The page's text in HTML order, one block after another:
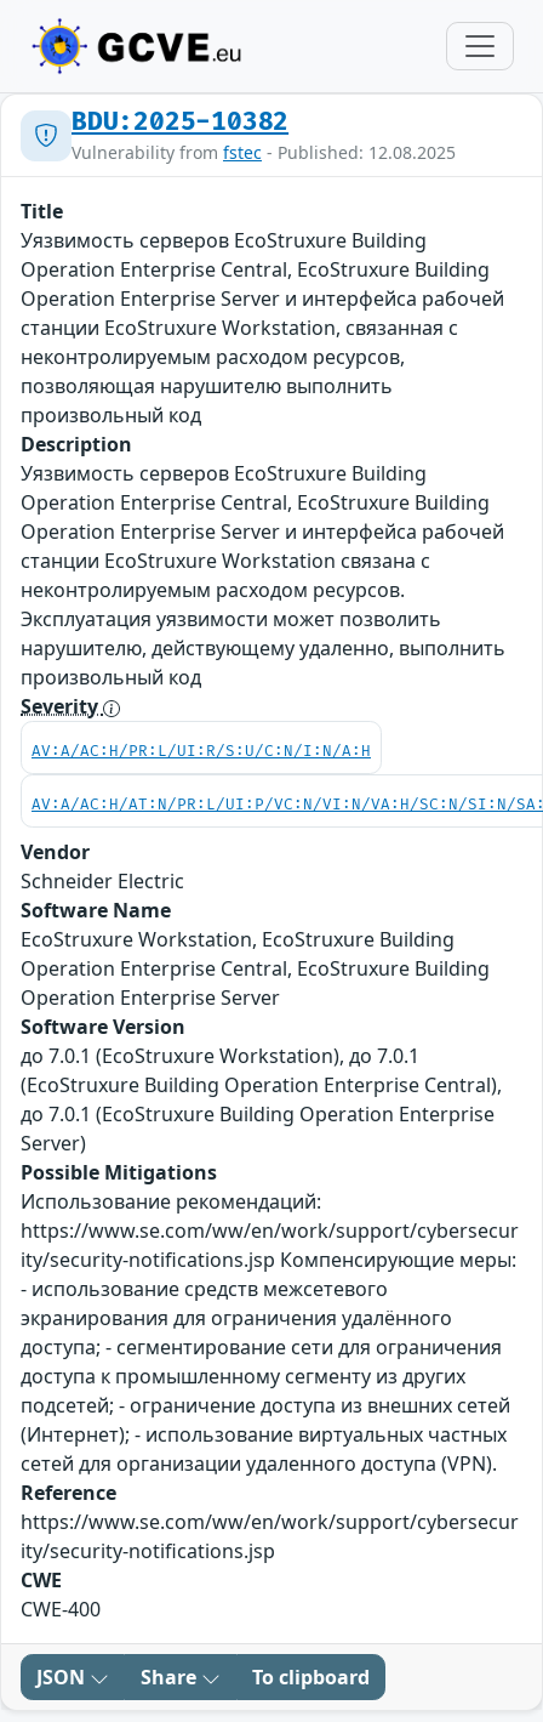
BDU:2025-10382
Vulnerability from fstec - Published: 12.08.2025
Title
Уязвимость серверов EcoStruxure Building
Operation Enterprise Central, EcoStruxure Building
Operation Enterprise Server и интерфейса рабочей
станции EcoStruxure Workstation, связанная с
неконтролируемым расходом ресурсов,
позволяющая нарушителю выполнить
произвольный код
Description
Уязвимость серверов EcoStruxure Building
Operation Enterprise Central, EcoStruxure Building
Operation Enterprise Server и интерфейса рабочей
станции EcoStruxure Workstation связана с
неконтролируемым расходом ресурсов.
Эксплуатация уязвимости может позволить
нарушителю, действующему удаленно, выполнить
произвольный код
Severity
AV:A/AC:H/PR:L/UI:R/S:U/C:N/I:N/A:H
AV:A/AC:H/AT:N/PR:L/UI:P/VC:N/VI:N/VA:H/SC:N/SI:N/
Vendor
Schneider Electric
Software Name
EcoStruxure Workstation, EcoStruxure Building
Operation Enterprise Central, EcoStruxure Building
Operation Enterprise Server
Software Version
до 7.0.1 (EcoStruxure Workstation), до 7.0.1
(EcoStruxure Building Operation Enterprise Central),
до 7.0.1 (EcoStruxure Building Operation Enterprise
Server)
Possible Mitigations
Использование рекомендаций:
https://www.se.com/ww/en/work/support/cybersecur
ity/security-notifications.jsp Компенсирующие меры:
- использование средств межсетевого
экранирования для ограничения удалённого
доступа; - сегментирование сети для ограничения
доступа к промышленному сегменту из других
подсетей; - ограничение доступа из внешних сетей
(Интернет); - использование виртуальных частных
сетей для организации удаленного доступа (VPN).
Reference
https://www.se.com/ww/en/work/support/cybersecur
ity/security-notifications.jsp
CWE
CWE-400
JSON Share To clipboard